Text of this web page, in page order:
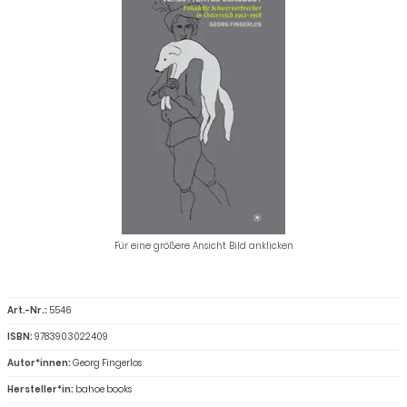
Für eine größere Ansicht Bild anklicken
Art.-Nr.: 5546
ISBN:9783903022409
Autor*innen:Georg Fingerlos
Hersteller*in: bahoe books